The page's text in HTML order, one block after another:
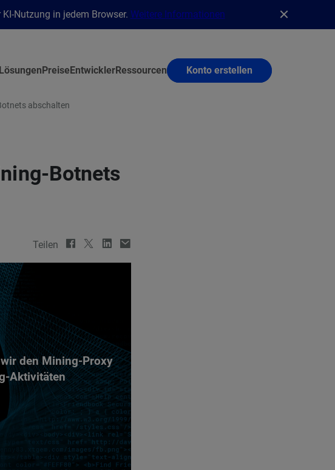
Nutzung in jedem Browser. Weitere Informationen
LösungenPreiseEntwicklerRessourcen Konto erstellen
abschalten
Botnets
Teilen
den Mining-Proxy
Aktivitäten